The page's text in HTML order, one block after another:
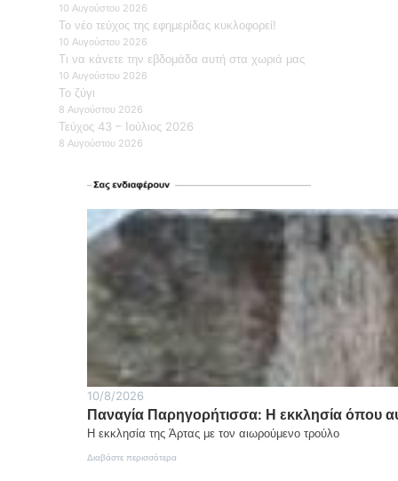
10 Αυγούστου 2026
Το νέο τεύχος της εφημερίδας κυκλοφορεί!
10 Αυγούστου 2026
Τι να κάνετε την εβδομάδα αυτή στα χωριά μας
10 Αυγούστου 2026
Το ζύγι
8 Αυγούστου 2026
Τεύχος 43 – Ιούλιος 2026
8 Αυγούστου 2026
10/8/2026
Παναγία Παρηγορήτισσα: Η εκκλησία όπου
Η εκκλησία της Άρτας με τον αιωρούμενο τρούλο
Διαβάστε περισσότερα: